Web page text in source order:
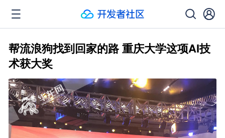
帮流浪狗找到回家的路 重庆大学这项AI技
术获大奖